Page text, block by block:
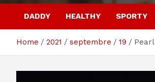
DADDY HEALTHY SPORTY
Home 2021 septembre 19